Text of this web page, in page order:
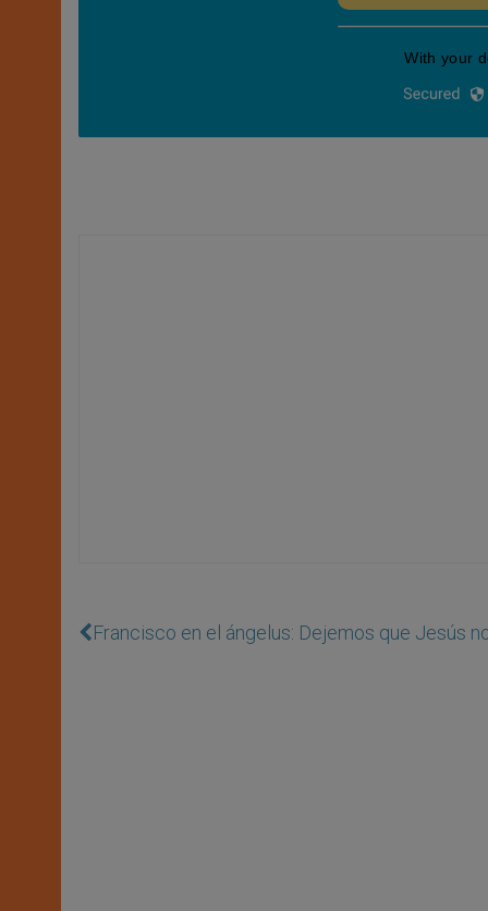
Francisco en el ángelus: Dejemos que Jesús